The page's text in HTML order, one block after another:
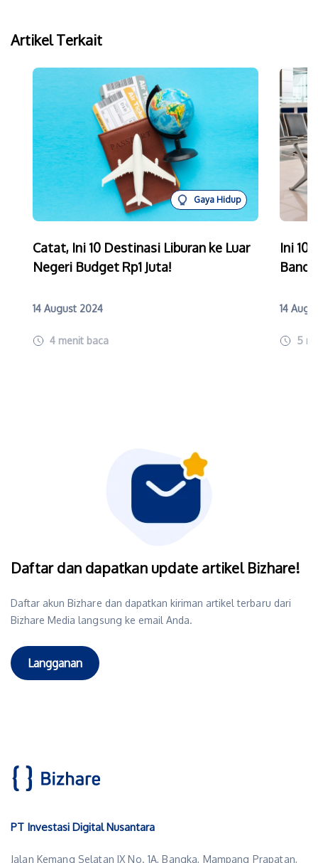
Artikel Terkait
Gaya Hidup
Catat, Ini 10 Destinasi Liburan ke Luar
Negeri Budget Rp1 Juta!
14 August 2024
4 menit baca
Ini 10
14
5
Daftar dan dapatkan update artikel Bizhare!
Daftar akun Bizhare dan dapatkan kiriman artikel terbaru dari
Bizhare Media langsung ke email Anda.
Langganan
PT Investasi Digital Nusantara
Jalan Kemang Selatan IX No. 1A, Bangka, Mampang Prapatan,